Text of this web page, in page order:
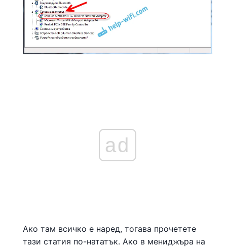
ad
Ако там всичко е наред, тогава прочетете
тази статия по-нататък. Ако в мениджъра на